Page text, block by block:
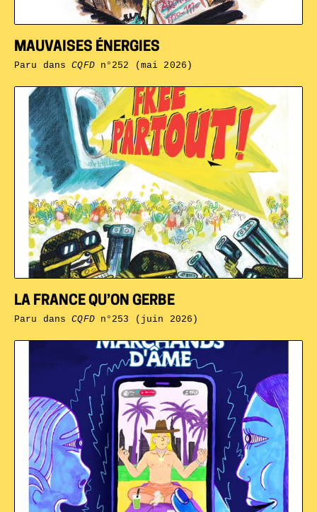
LA FRANCE QU’ON GERBE
Paru dansCQFDn°253 (juin 2026)
MAUVAISES ÉNERGIES
Paru dansCQFDn°252 (mai 2026)